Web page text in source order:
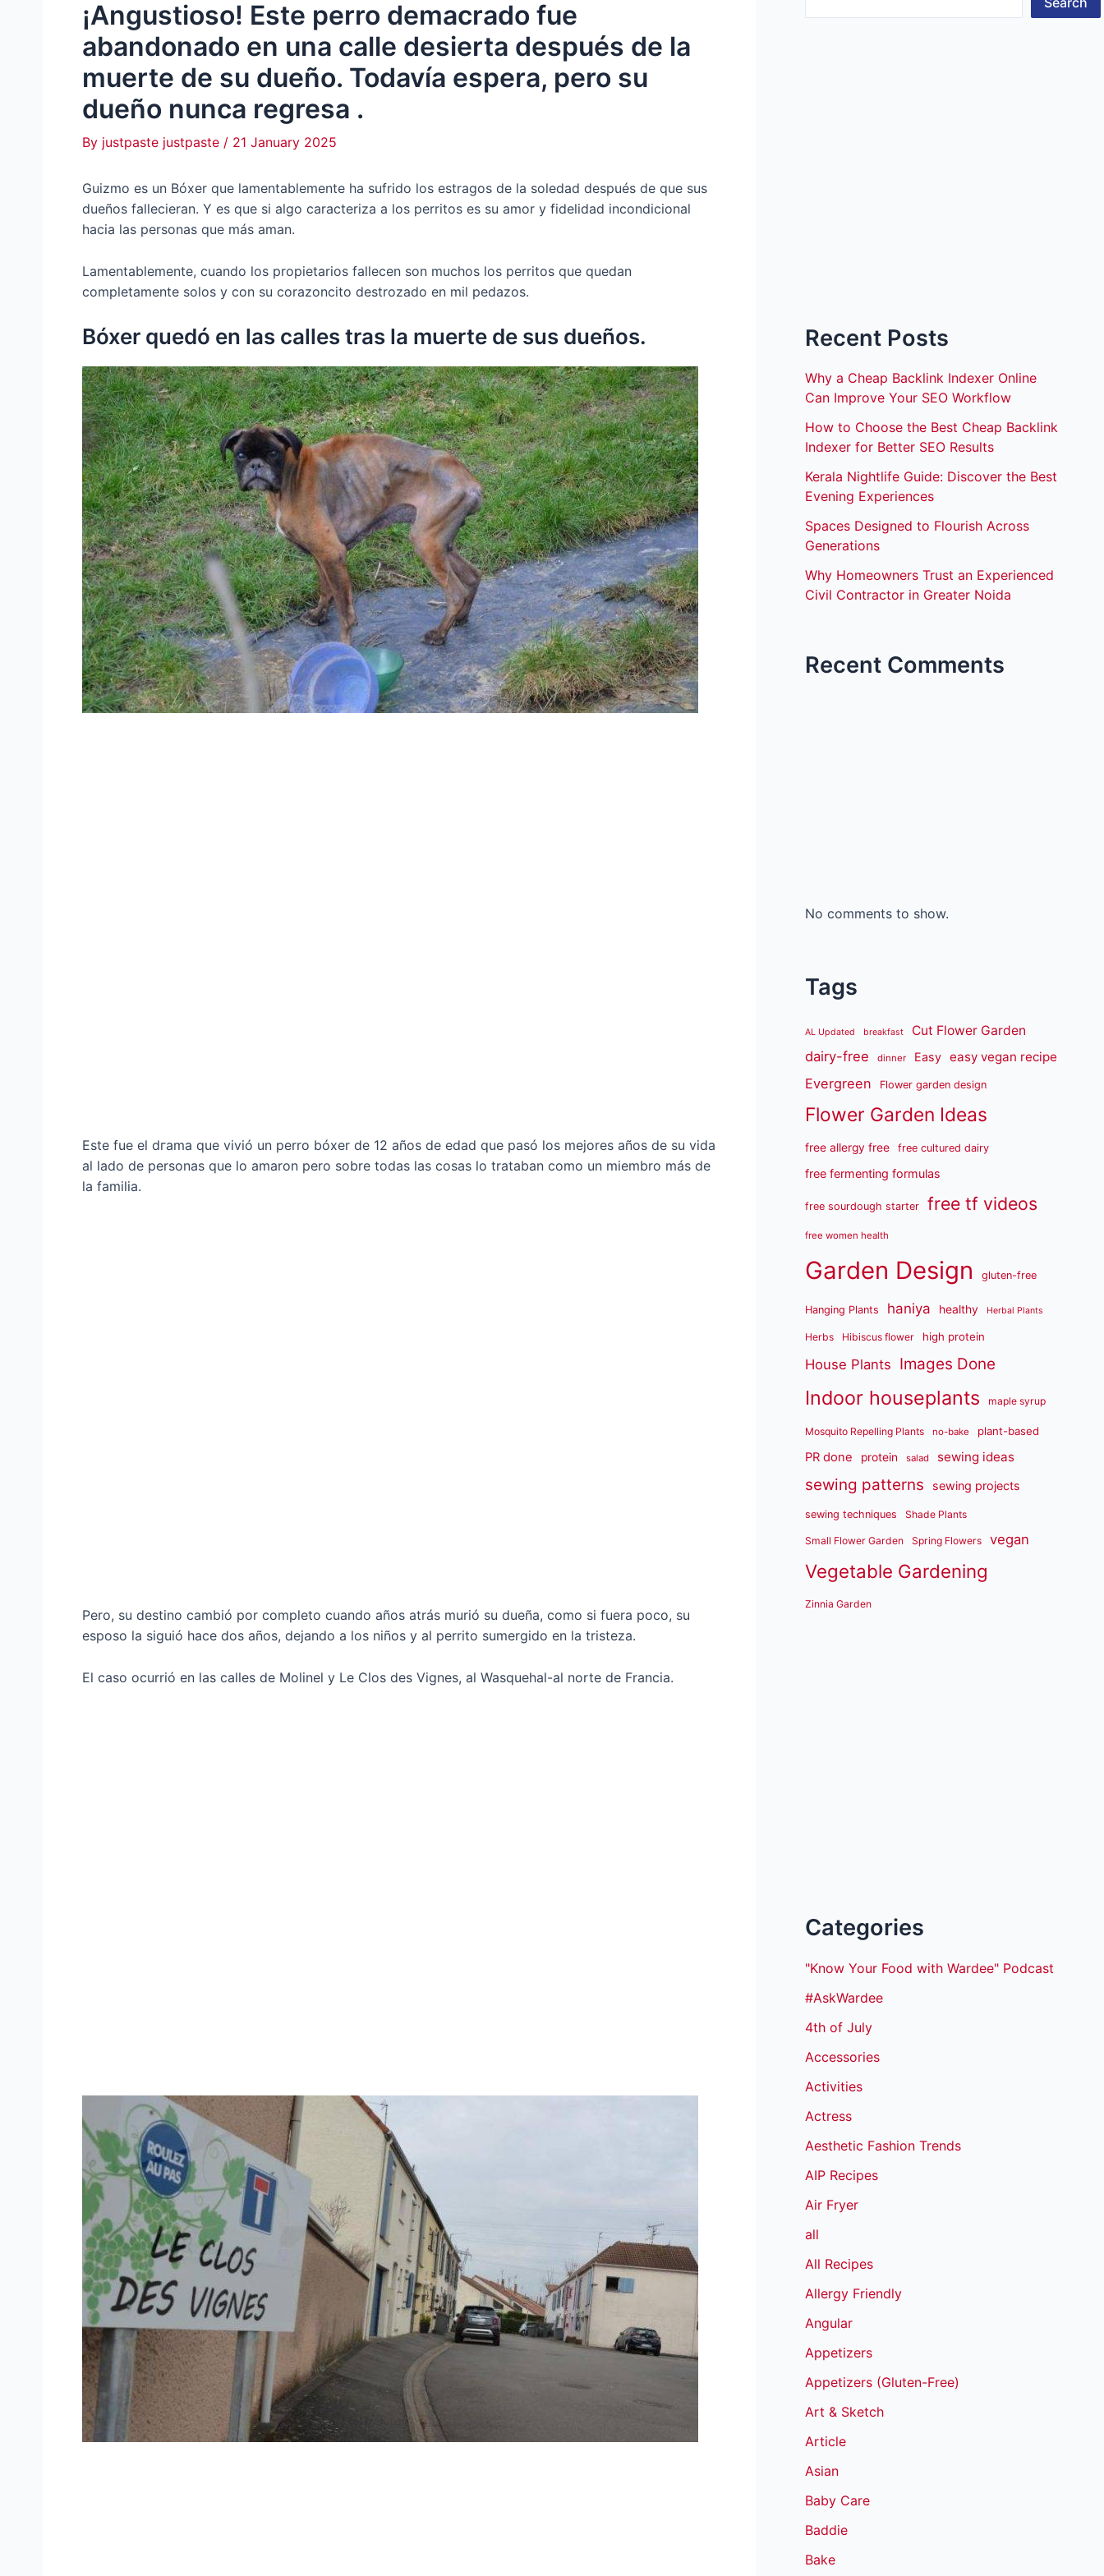
¡Angustioso! Este perro demacrado fue
abandonado en una calle desierta después de la
muerte de su dueño. Todavía espera, pero su
dueño nunca regresa .
By justpaste justpaste / 21 January 2025
Guizmo es un Bóxer que lamentablemente ha sufrido los estragos de la soledad después de que sus
dueños fallecieran. Y es que si algo caracteriza a los perritos es su amor y fidelidad incondicional
hacia las personas que más aman.
Lamentablemente, cuando los propietarios fallecen son muchos los perritos que quedan
completamente solos y con su corazoncito destrozado en mil pedazos.
Bóxer quedó en las calles tras la muerte de sus dueños.
Este fue el dгаmа que vivió un perro bóxer de 12 años de edad que pasó los mejores años de su vida
al lado de personas que lo amaron pero sobre todas las cosas lo trataban como un miembro más de
la familia.
Pero, su destino cambió por completo cuando años atrás murió su dueña, como si fuera poco, su
esposo la siguió hace dos años, dejando a los niños y al perrito sumergido en la tristeza.
El caso ocurrió en las calles de Molinel y Le Clos des Vignes, al Wasquehal-al norte de Francia.
Recent Posts
Why a Cheap Backlink Indexer Online
Can Improve Your SEO Workflow
How to Choose the Best Cheap Backlink
Indexer for Better SEO Results
Kerala Nightlife Guide: Discover the Best
Evening Experiences
Spaces Designed to Flourish Across
Generations
Why Homeowners Trust an Experienced
Civil Contractor in Greater Noida
Recent Comments
No comments to show.
Tags
AL Updated breakfast Cut Flower Garden
dairy-free dinner Easy easy vegan recipe
Evergreen Flower garden design
Flower Garden Ideas
free allergy free free cultured dairy
free fermenting formulas
free sourdough starter free tf videos
free women health
Garden Design gluten-free
Hanging Plants haniya healthy Herbal Plants
Herbs Hibiscus flower high protein
House Plants Images Done
Indoor houseplants maple syrup
Mosquito Repelling Plants no-bake plant-based
PR done protein salad sewing ideas
sewing patterns sewing projects
sewing techniques Shade Plants
Small Flower Garden Spring Flowers vegan
Vegetable Gardening
Zinnia Garden
Categories
"Know Your Food with Wardee" Podcast
#AskWardee
4th of July
Accessories
Activities
Actress
Aesthetic Fashion Trends
AIP Recipes
Air Fryer
all
All Recipes
Allergy Friendly
Angular
Appetizers
Appetizers (Gluten-Free)
Art & Sketch
Article
Asian
Baby Care
Baddie
Bake